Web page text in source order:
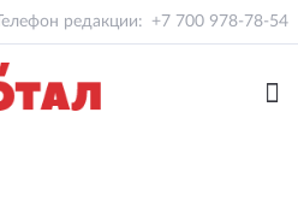
Телефон редакции: +7 700 978-78-54